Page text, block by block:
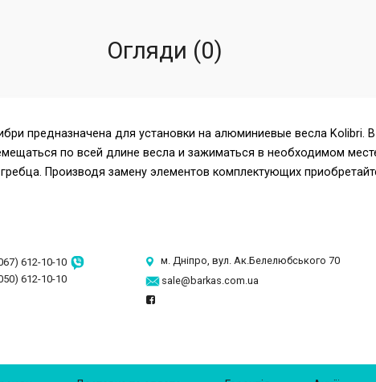
Огляди (0)
предназначена для установки на алюминиевые весла Kolibri.
по всей длине весла и зажиматься в необходимом
Производя замену элементов комплектующих
612-10-10
612-10-10
м. Дніпро, вул. Ак.Белелюбського 70
sale@barkas.com.ua